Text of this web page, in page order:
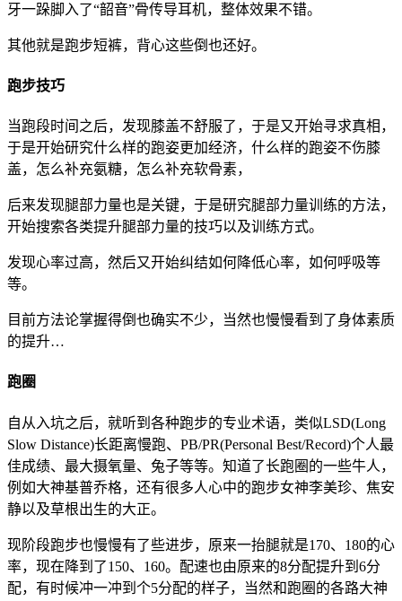
牙一跺脚入了“韶音”骨传导耳机，整体效果不错。
其他就是跑步短裤，背心这些倒也还好。
跑步技巧
当跑段时间之后，发现膝盖不舒服了，于是又开始寻求真相，
于是开始研究什么样的跑姿更加经济，什么样的跑姿不伤膝
盖，怎么补充氨糖，怎么补充软骨素，
后来发现腿部力量也是关键，于是研究腿部力量训练的方法，
开始搜索各类提升腿部力量的技巧以及训练方式。
发现心率过高，然后又开始纠结如何降低心率，如何呼吸等
等。
目前方法论掌握得倒也确实不少，当然也慢慢看到了身体素质
的提升…
跑圈
自从入坑之后，就听到各种跑步的专业术语，类似LSD(Long
Slow Distance)长距离慢跑、PB/PR(Personal Best/Record)个人最
佳成绩、最大摄氧量、兔子等等。知道了长跑圈的一些牛人，
例如大神基普乔格，还有很多人心中的跑步女神李美珍、焦安
静以及草根出生的大正。
现阶段跑步也慢慢有了些进步，原来一抬腿就是170、180的心
率，现在降到了150、160。配速也由原来的8分配提升到6分
配，有时候冲一冲到个5分配的样子，当然和跑圈的各路大神